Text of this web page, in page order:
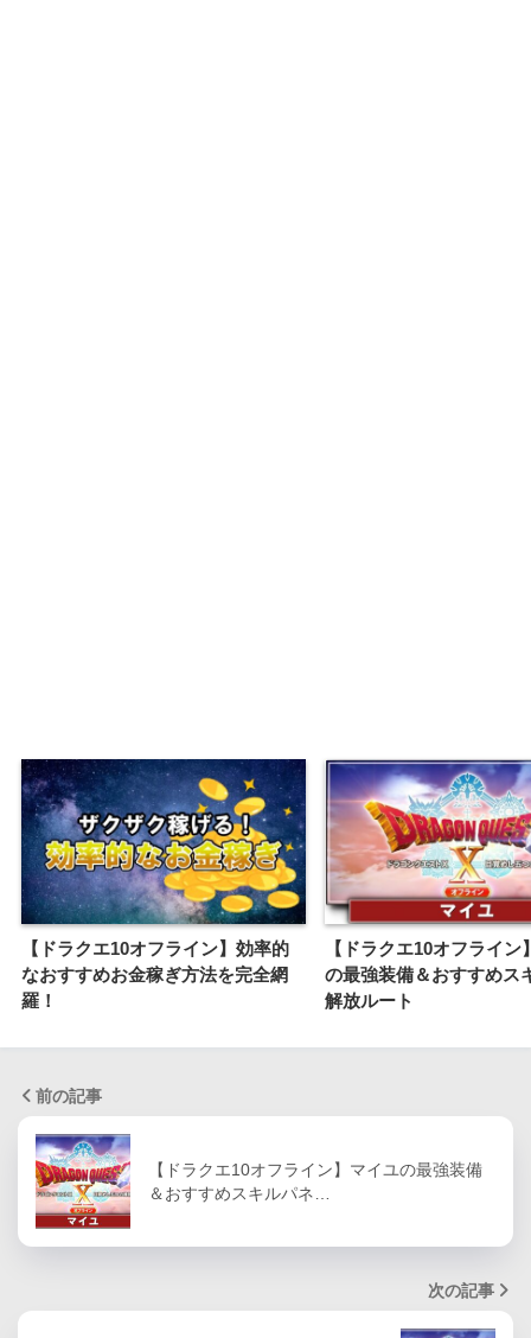
【ドラクエ10オフライン】効率的
なおすすめお金稼ぎ方法を完全網
羅！
【ドラクエ10オフライン
の最強装備＆おすすめス
解放ルート
前の記事
【ドラクエ10オフライン】マイユの最強装備
＆おすすめスキルパネ…
次の記事